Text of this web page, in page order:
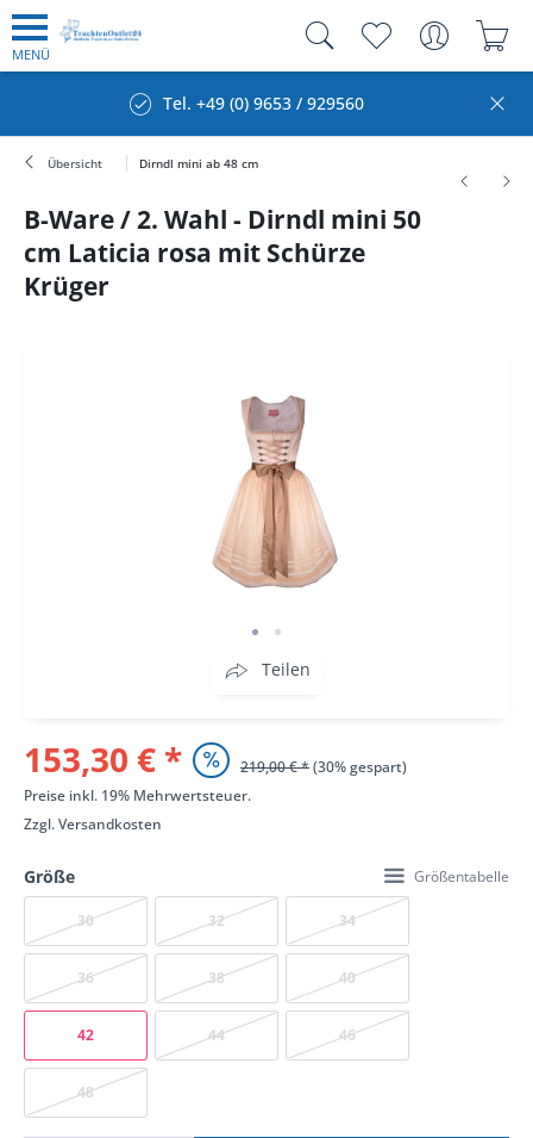
MENÜ
Tel. +49 (0) 9653 / 929560
Übersicht Dirndl mini ab 48 cm
B-Ware / 2. Wahl - Dirndl mini 50
cm Laticia rosa mit Schürze
Krüger
Teilen
153,30 € * 219,00 € *(30% gespart)
Preise inkl. 19% Mehrwertsteuer.
Zzgl.Versandkosten
Größe Größentabelle
30 32 34
36 38 40
42 44 46
48